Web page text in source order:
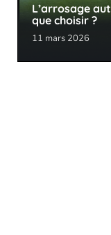
L’arrosage
que choisir ?
11 mars 2026